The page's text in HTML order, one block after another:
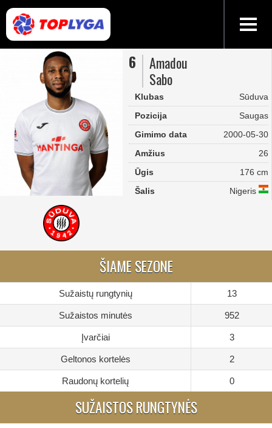
6
Amadou
Sabo
Klubas
Sūduva
Pozicija
Saugas
Gimimo data
2000-05-30
Amžius
26
Ūgis
176 cm
Šalis
Nigeris
ŠIAME SEZONE
Sužaistų rungtynių 13
Sužaistos minutės 952
Įvarčiai 3
Geltonos kortelės 2
Raudonų kortelių 0
SUŽAISTOS RUNGTYNĖS